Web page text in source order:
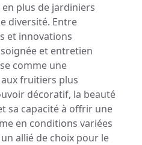
plus de jardiniers
diversité. Entre
et innovations
soignée et entretien
comme une
fruitiers plus
décoratif, la beauté
sa capacité à offrir une
en conditions variées
un allié de choix pour le